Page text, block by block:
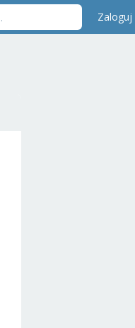
Zaloguj